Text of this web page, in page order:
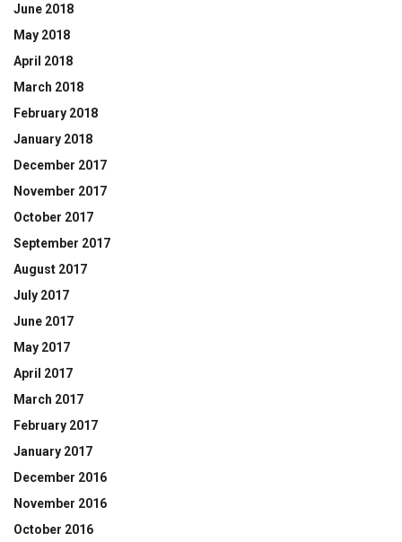
June 2018
May 2018
April 2018
March 2018
February 2018
January 2018
December 2017
November 2017
October 2017
September 2017
August 2017
July 2017
June 2017
May 2017
April 2017
March 2017
February 2017
January 2017
December 2016
November 2016
October 2016